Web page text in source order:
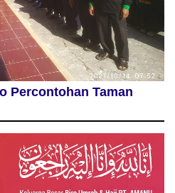
Percontohan Taman